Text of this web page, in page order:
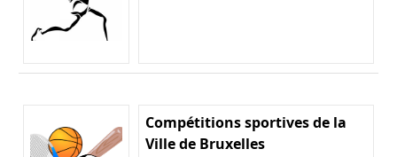
Compétitions sportives de la
Ville de Bruxelles